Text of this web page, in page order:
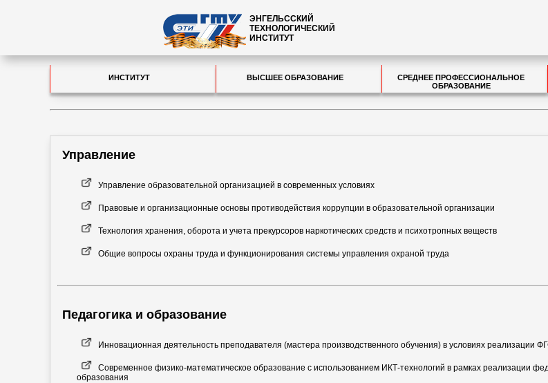
ЭНГЕЛЬССКИЙ
ТЕХНОЛОГИЧЕСКИЙ
ИНСТИТУТ
ИНСТИТУТ ВЫСШЕЕ ОБРАЗОВАНИЕ
СРЕДНЕЕ ПРОФЕССИОНАЛЬНОЕ
ОБРАЗОВАНИЕ
Управление
Управление образовательной организацией в современных условиях
Правовые и организационные основы противодействия коррупции в образовательной организации
Технология хранения, оборота и учета прекурсоров наркотических средств и психотропных веществ
Общие вопросы охраны труда и функционирования системы управления охраной труда
Педагогика и образование
Инновационная деятельность преподавателя (мастера производственного обучения) в условиях реализации
Современное физико-математическое образование с использованием ИКТ-технологий в рамках реализации
образования